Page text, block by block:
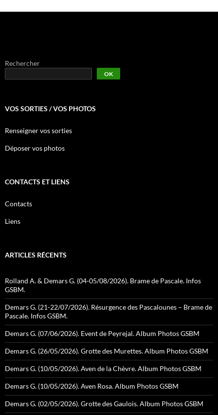
Rechercher
OK
VOS SORTIES / VOS PHOTOS
Renseigner vos sorties
Déposer vos photos
CONTACTS ET LIENS
Contacts
Liens
ARTICLES RÉCENTS
Rolland A. & Demars G. (04-05/08/2026). Brame de Pascale. Infos
GSBM.
Demars G. (21-22/07/2026). Résurgence des Pascalounes – Brame de
Pascale. Infos GSBM.
Demars G. (07/06/2026). Event de Peyrejal. Album Photos GSBM
Demars G. (26/05/2026). Grotte des Murettes. Album Photos GSBM
Demars G. (10/05/2026). Aven de la Chèvre. Album Photos GSBM
Demars G. (10/05/2026). Aven Rosa. Album Photos GSBM
Demars G. (02/05/2026). Grotte des Gaulois. Album Photos GSBM